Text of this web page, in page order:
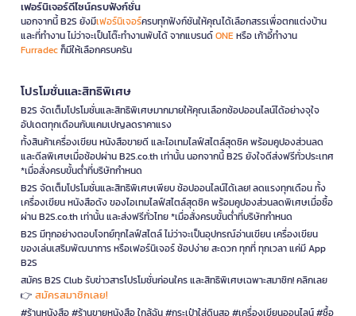
เฟอร์นิเจอร์ดีไซน์ครบฟังก์ชั่น
นอกจากนี้ B2S ยังมีเฟอร์นิเจอร์ครบทุกฟังก์ชันให้คุณได้เลือกสรรเพื่อตกแต่งบ้าน
และที่ทำงาน ไม่ว่าจะเป็นโต๊ะทำงานพับได้ จากแบรนด์ONEหรือ เก้าอี้ทำงาน
Furradecก็มีให้เลือกครบครัน
โปรโมชั่นและสิทธิพิเศษ
B2S จัดเต็มโปรโมชั่นและสิทธิพิเศษมากมายให้คุณเลือกช้อปออนไลน์ได้อย่างจุใจ
อัปเดตทุกเดือนกับแคมเปญลดราคาแรง
ทั้งสินค้าเครื่องเขียน หนังสือขายดี และไอเทมไลฟ์สไตล์สุดชิค พร้อมคูปองส่วนลด
และดีลพิเศษเมื่อช้อปผ่าน B2S.co.th เท่านั้น นอกจากนี้ B2S ยังใจดีส่งฟรีทั่วประเทศ
*เมื่อสั่งครบขั้นต่ำที่บริษัทกำหนด
B2S จัดเต็มโปรโมชั่นและสิทธิพิเศษเพียบ ช้อปออนไลน์ได้เลย! ลดแรงทุกเดือน ทั้ง
เครื่องเขียน หนังสือดัง ของไอเทมไลฟ์สไตล์สุดชิค พร้อมคูปองส่วนลดพิเศษเมื่อซื้อ
ผ่าน B2S.co.th เท่านั้น และส่งฟรีทั่วไทย *เมื่อสั่งครบขั้นต่ำที่บริษัทกำหนด
B2S มีทุกอย่างตอบโจทย์ทุกไลฟ์สไตล์ ไม่ว่าจะเป็นอุปกรณ์อ่านเขียน เครื่องเขียน
ของเล่นเสริมพัฒนาการ หรือเฟอร์นิเจอร์ ช้อปง่าย สะดวก ทุกที่ ทุกเวลา แค่มี App
B2S
สมัคร B2S Club รับข่าวสารโปรโมชั่นก่อนใคร และสิทธิพิเศษเฉพาะสมาชิก! คลิกเลย
👉 สมัครสมาชิกเลย!
#ร้านหนังสือ #ร้านขายหนังสือ ใกล้ฉัน #กระเป๋าใส่ดินสอ #เครื่องเขียนออนไลน์ #ซื้อ